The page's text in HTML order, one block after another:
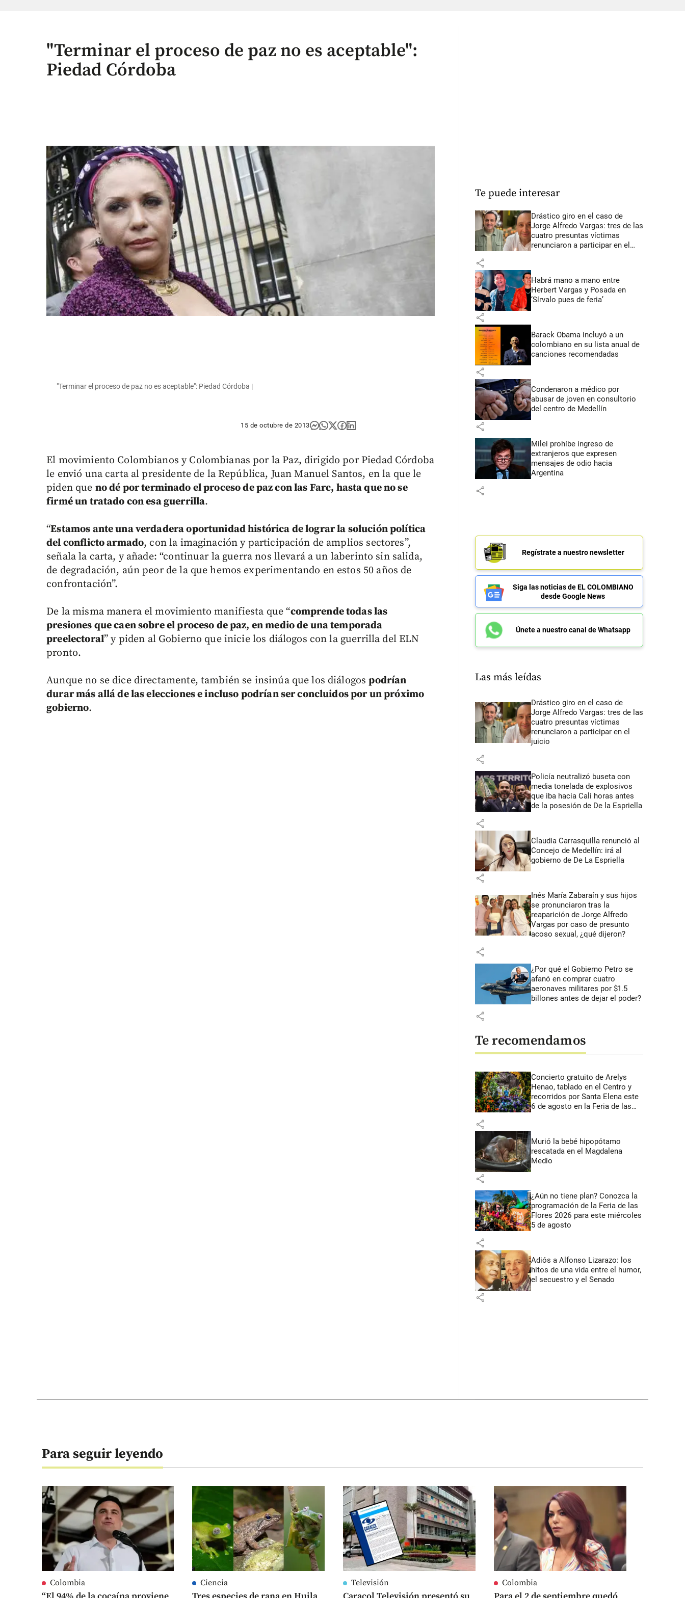
"Terminar el proceso de paz no es aceptable":
Piedad Córdoba
"Terminar el proceso de paz no es aceptable": Piedad Córdoba |
15 de octubre de 2013
El movimiento Colombianos y Colombianas por la Paz, dirigido por Piedad Córdoba
le envió una carta al presidente de la República, Juan Manuel Santos, en la que le
piden que no dé por terminado el proceso de paz con las Farc, hasta que no se
firmé un tratado con esa guerrilla.
“Estamos ante una verdadera oportunidad histórica de lograr la solución política
del conflicto armado, con la imaginación y participación de amplios sectores”,
señala la carta, y añade: “continuar la guerra nos llevará a un laberinto sin salida,
de degradación, aún peor de la que hemos experimentando en estos 50 años de
confrontación”.
De la misma manera el movimiento manifiesta que “comprende todas las
presiones que caen sobre el proceso de paz, en medio de una temporada
preelectoral” y piden al Gobierno que inicie los diálogos con la guerrilla del ELN
pronto.
Aunque no se dice directamente, también se insinúa que los diálogospodrían
durar más allá de las elecciones e incluso podrían ser concluidos por un próximo
gobierno.
Te puede interesar
Drástico giro en el caso de
Jorge Alfredo Vargas: tres de las
cuatro presuntas víctimas
renunciaron a participar en el
share
Habrá mano a mano entre
Herbert Vargas y Posada en
‘Sírvalo pues de feria’
share
Barack Obama incluyó a un
colombiano en su lista anual de
canciones recomendadas
share
Condenaron a médico por
abusar de joven en consultorio
del centro de Medellín
share
Milei prohíbe ingreso de
extranjeros que expresen
mensajes de odio hacia
Argentina
share
Regístrate a nuestro newsletter
Siga las noticias de EL COLOMBIANO
desde Google News
Únete a nuestro canal de Whatsapp
Las más leídas
Drástico giro en el caso de
Jorge Alfredo Vargas: tres de las
cuatro presuntas víctimas
renunciaron a participar en el
juicio
share
Policía neutralizó buseta con
media tonelada de explosivos
que iba hacia Cali horas antes
de la posesión de De la Espriella
share
Claudia Carrasquilla renunció al
Concejo de Medellín: irá al
gobierno de De La Espriella
share
Inés María Zabaraín y sus hijos
se pronunciaron tras la
reaparición de Jorge Alfredo
Vargas por caso de presunto
acoso sexual, ¿qué dijeron?
share
¿Por qué el Gobierno Petro se
afanó en comprar cuatro
aeronaves militares por $1.5
billones antes de dejar el poder?
share
Te recomendamos
Concierto gratuito de Arelys
Henao, tablado en el Centro y
recorridos por Santa Elena este
6 de agosto en la Feria de las
share
Murió la bebé hipopótamo
rescatada en el Magdalena
Medio
share
¿Aún no tiene plan? Conozca la
programación de la Feria de las
Flores 2026 para este miércoles
5 de agosto
share
Adiós a Alfonso Lizarazo: los
hitos de una vida entre el humor,
el secuestro y el Senado
share
Para seguir leyendo
Colombia Ciencia Televisión Colombia